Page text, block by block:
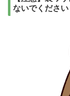
ないでください